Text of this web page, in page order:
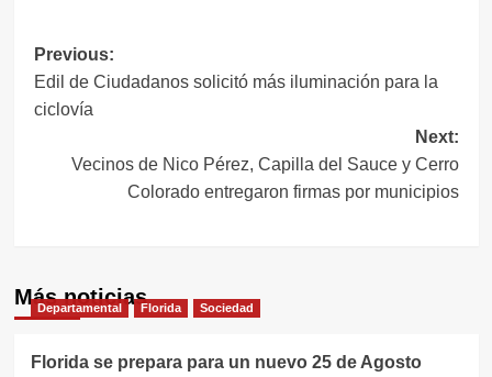
Navegación
de
Previous:
Edil de Ciudadanos solicitó más iluminación para la
ciclovía
Next:
Vecinos de Nico Pérez, Capilla del Sauce y Cerro
Colorado entregaron firmas por municipios
Más noticias
Departamental Florida Sociedad
Florida se prepara para un nuevo 25 de Agosto